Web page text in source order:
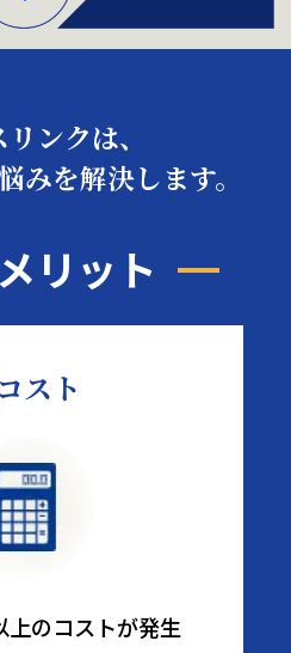
ンクは、
みを解決します。
リット
スト
上のコストが発生